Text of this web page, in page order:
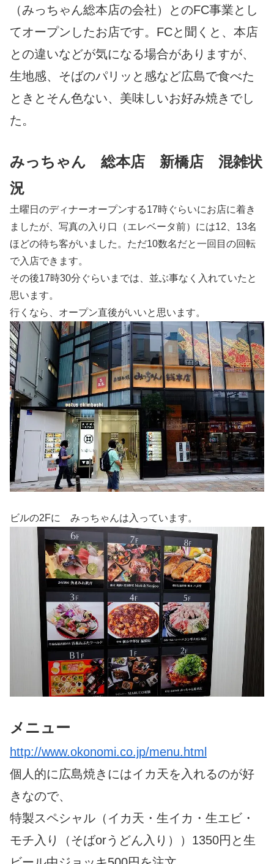
（みっちゃん総本店の会社）とのFC事業とし
てオープンしたお店です。FCと聞くと、本店
との違いなどが気になる場合がありますが、
生地感、そばのパリッと感など広島で食べた
ときとそん色ない、美味しいお好み焼きでし
た。
みっちゃん 総本店 新橋店 混雑状
況
土曜日のディナーオープンする17時ぐらいにお店に着き
ましたが、写真の入り口（エレベータ前）には12、13名
ほどの待ち客がいました。ただ10数名だと一回目の回転
で入店できます。
その後17時30分ぐらいまでは、並ぶ事なく入れていたと
思います。
行くなら、オープン直後がいいと思います。
ビルの2Fに みっちゃんは入っています。
メニュー
http://www.okonomi.co.jp/menu.html
個人的に広島焼きにはイカ天を入れるのが好
きなので、
特製スペシャル（イカ天・生イカ・生エビ・
モチ入り（そばorうどん入り））1350円と生